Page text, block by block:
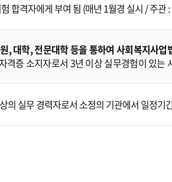
합격자에게 부여 됨 (매년 1월경 실시 / 주관
, 대학, 전문대학 등을 통하여 사회복지사
격증 소지자로서 3년 이상 실무경험이 있는
의 실무 경력자로서 소정의 기관에서 일정